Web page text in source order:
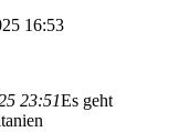
16:53
23:51Es geht